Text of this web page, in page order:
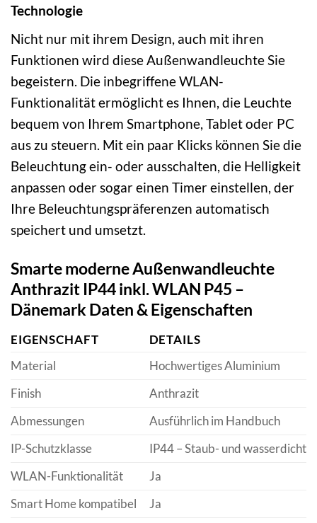
Technologie
Nicht nur mit ihrem Design, auch mit ihren
Funktionen wird diese Außenwandleuchte Sie
begeistern. Die inbegriffene WLAN-
Funktionalität ermöglicht es Ihnen, die Leuchte
bequem von Ihrem Smartphone, Tablet oder PC
aus zu steuern. Mit ein paar Klicks können Sie die
Beleuchtung ein- oder ausschalten, die Helligkeit
anpassen oder sogar einen Timer einstellen, der
Ihre Beleuchtungspräferenzen automatisch
speichert und umsetzt.
Smarte moderne Außenwandleuchte
Anthrazit IP44 inkl. WLAN P45 –
Dänemark Daten & Eigenschaften
EIGENSCHAFT
DETAILS
Material
Hochwertiges Aluminium
Finish
Anthrazit
Abmessungen
Ausführlich im Handbuch
IP-Schutzklasse
IP44 – Staub- und wasserdicht
WLAN-Funktionalität
Ja
Smart Home kompatibel
Ja